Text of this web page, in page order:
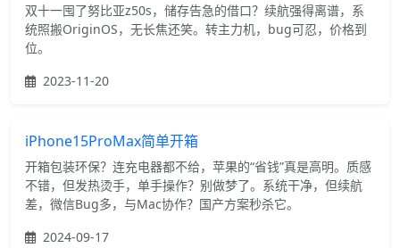
双十一囤了努比亚z50s，储存告急的借口？续航强得离谱，系
统照搬OriginOS，无长焦还笑。转主力机，bug可忍，价格到
位。
2023-11-20
iPhone15ProMax简单开箱
开箱包装环保？连充电器都不给，苹果的“省钱”真是高明。质感
不错，但发热烫手，单手操作？别做梦了。系统干净，但续航
差，微信Bug多，与Mac协作？国产方案秒杀它。
2024-09-17